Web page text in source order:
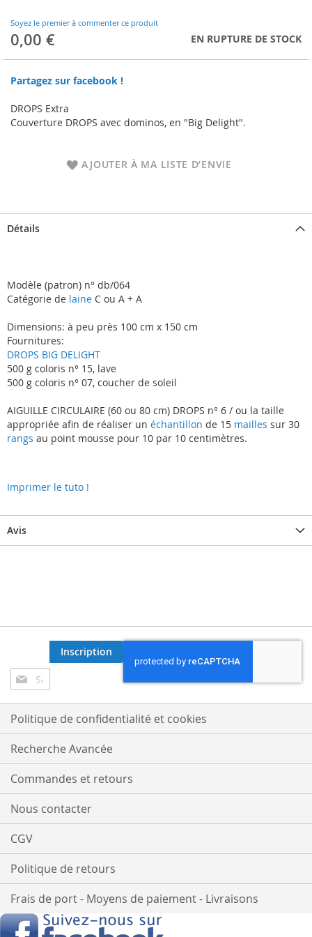
Soyez le premier à commenter ce produit
0,00 € EN RUPTURE DE STOCK
Partagez sur facebook !
DROPS Extra
Couverture DROPS avec dominos, en "Big Delight".
AJOUTER À MA LISTE D’ENVIE
beginning
of
the
gallery
Détails
Modèle (patron) n° db/064
Catégorie de laine C ou A + A
Dimensions: à peu près 100 cm x 150 cm
Fournitures:
DROPS BIG DELIGHT
500 g coloris n° 15, lave
500 g coloris n° 07, coucher de soleil
AIGUILLE CIRCULAIRE (60 ou 80 cm) DROPS n° 6 / ou la taille
appropriée afin de réaliser un échantillon de 15 mailles sur 30
rangs au point mousse pour 10 par 10 centimètres.
Imprimer le tuto !
Avis
Inscription
à
notre
lettre
d’information
:
Inscription
Politique de confidentialité et cookies
Recherche Avancée
Commandes et retours
Nous contacter
CGV
Politique de retours
Frais de port - Moyens de paiement - Livraisons